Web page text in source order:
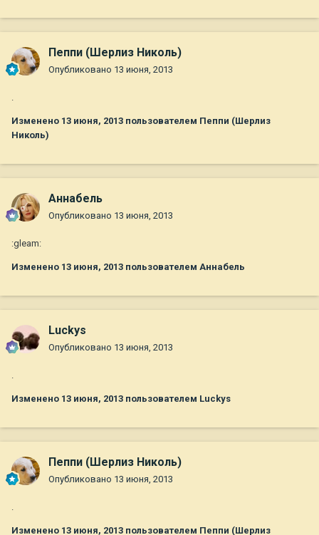
Пеппи (Шерлиз Николь)
Опубликовано 13 июня, 2013
.
Изменено 13 июня, 2013 пользователем Пеппи (Шерлиз
Николь)
Aннaбель
Опубликовано 13 июня, 2013
:gleam:
Изменено 13 июня, 2013 пользователем Aннaбель
Luckys
Опубликовано 13 июня, 2013
.
Изменено 13 июня, 2013 пользователем Luckys
Пеппи (Шерлиз Николь)
Опубликовано 13 июня, 2013
.
Изменено 13 июня, 2013 пользователем Пеппи (Шерлиз